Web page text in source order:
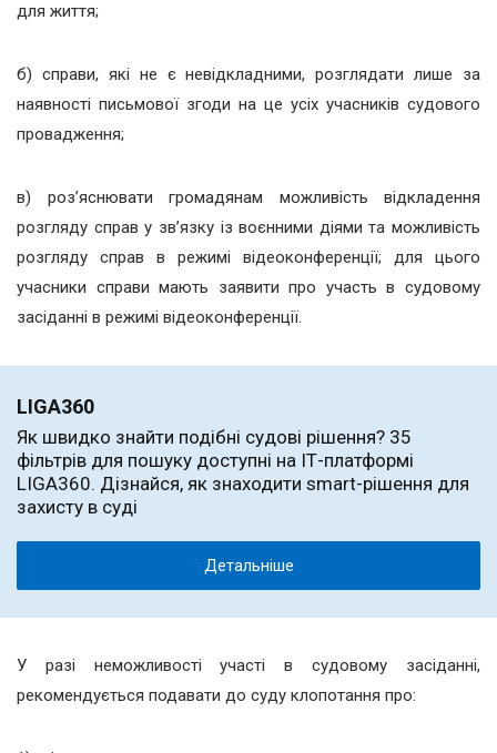
для життя;
б) справи, які не є невідкладними, розглядати лише за
наявності письмової згоди на це усіх учасників судового
провадження;
в) роз’яснювати громадянам можливість відкладення
розгляду справ у зв’язку із воєнними діями та можливість
розгляду справ в режимі відеоконференції; для цього
учасники справи мають заявити про участь в судовому
засіданні в режимі відеоконференції.
LIGA360
Як швидко знайти подібні судові рішення? 35
фільтрів для пошуку доступні на ІТ-платформі
LIGA360. Дізнайся, як знаходити smart-рішення для
захисту в суді
Детальніше
У разі неможливості участі в судовому засіданні,
рекомендується подавати до суду клопотання про: